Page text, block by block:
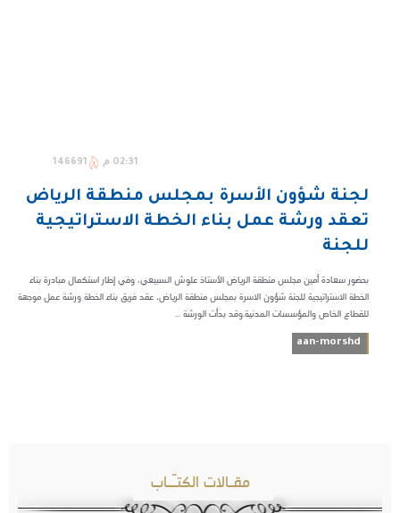
02:31 م 146691
لجنة شؤون الأسرة بمجلس منطقة الرياض
تعقد ورشة عمل بناء الخطة الاستراتيجية
للجنة
بحضور سعادة أمين مجلس منطقة الرياض الأستاذ علوش السبيعي، وفي إطار استكمال مبادرة بناء
الخطة الاستراتيجية للجنة شؤون الاسرة بمجلس منطقة الرياض، عقد فريق بناء الخطة ورشة عمل موجهة
للقطاع الخاص والمؤسسات المدنية.وقد بدأت الورشة ...
aan-morshd
مقـالات الكتـّـاب